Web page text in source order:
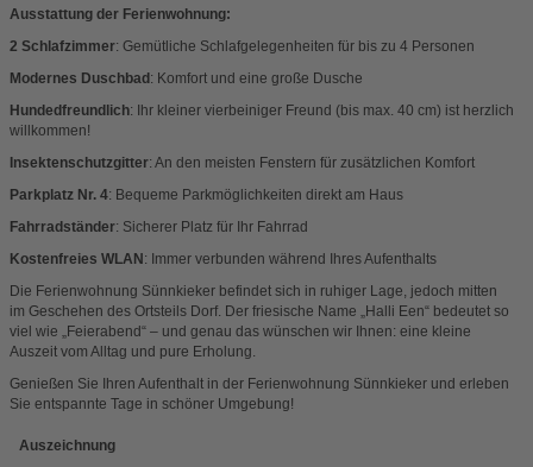
Ausstattung der Ferienwohnung:
2 Schlafzimmer: Gemütliche Schlafgelegenheiten für bis zu 4 Personen
Modernes Duschbad: Komfort und eine große Dusche
Hundedfreundlich: Ihr kleiner vierbeiniger Freund (bis max. 40 cm) ist herzlich
willkommen!
Insektenschutzgitter: An den meisten Fenstern für zusätzlichen Komfort
Parkplatz Nr. 4: Bequeme Parkmöglichkeiten direkt am Haus
Fahrradständer: Sicherer Platz für Ihr Fahrrad
Kostenfreies WLAN: Immer verbunden während Ihres Aufenthalts
Die Ferienwohnung Sünnkieker befindet sich in ruhiger Lage, jedoch mitten
im Geschehen des Ortsteils Dorf. Der friesische Name „Halli Een“ bedeutet so
viel wie „Feierabend“ – und genau das wünschen wir Ihnen: eine kleine
Auszeit vom Alltag und pure Erholung.
Genießen Sie Ihren Aufenthalt in der Ferienwohnung Sünnkieker und erleben
Sie entspannte Tage in schöner Umgebung!
Auszeichnung